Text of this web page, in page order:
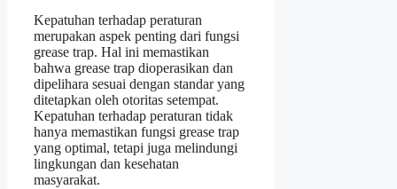
Kepatuhan terhadap peraturan
merupakan aspek penting dari fungsi
grease trap. Hal ini memastikan
bahwa grease trap dioperasikan dan
dipelihara sesuai dengan standar yang
ditetapkan oleh otoritas setempat.
Kepatuhan terhadap peraturan tidak
hanya memastikan fungsi grease trap
yang optimal, tetapi juga melindungi
lingkungan dan kesehatan
masyarakat.